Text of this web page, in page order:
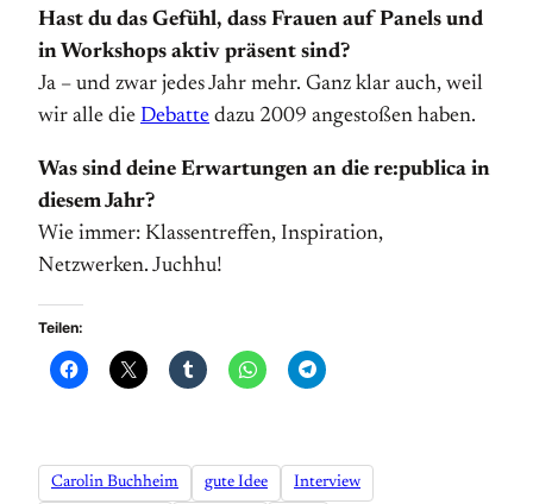
Hast du das Gefühl, dass Frauen auf Panels und
in Workshops aktiv präsent sind?
Ja – und zwar jedes Jahr mehr. Ganz klar auch, weil
wir alle die Debatte dazu 2009 angestoßen haben.
Was sind deine Erwartungen an die re:publica in
diesem Jahr?
Wie immer: Klassentreffen, Inspiration,
Netzwerken. Juchhu!
Teilen:
Carolin Buchheim gute Idee Interview